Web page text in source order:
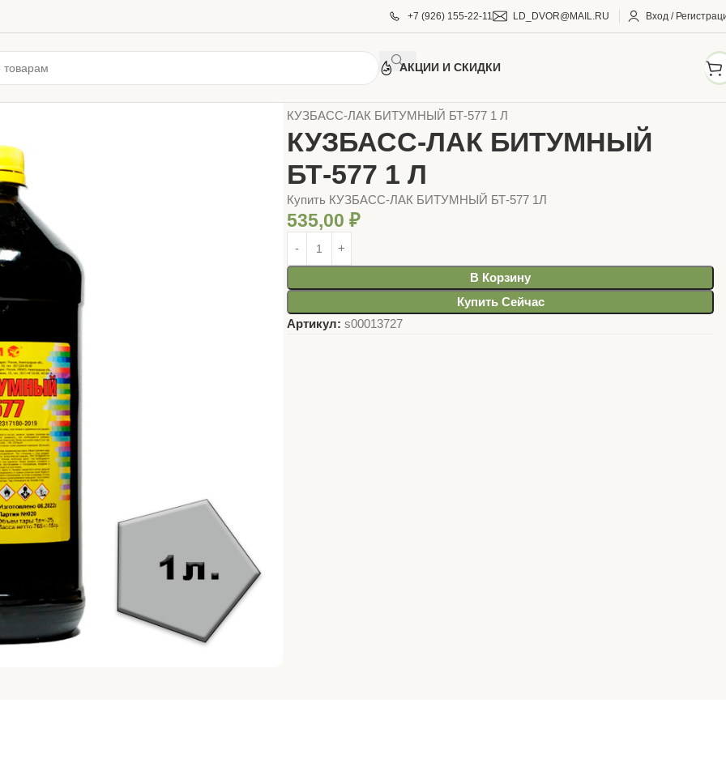
+7 (926) 155-22-11 LD_DVOR@MAIL.RU Вход /
АКЦИИ И СКИДКИ
КУЗБАСС-ЛАК БИТУМНЫЙ БТ-577 1 Л
КУЗБАСС-ЛАК БИТУМНЫЙ
БТ-577 1 Л
Купить КУЗБАСС-ЛАК БИТУМНЫЙ БТ-577 1Л
535,00₽
В Корзину
Купить Сейчас
Артикул:s00013727